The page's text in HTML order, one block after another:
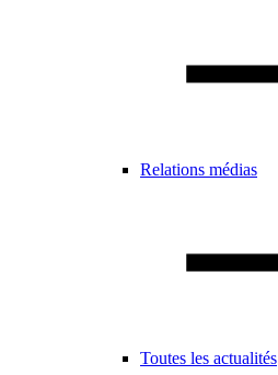
Relations médias
Toutes les actualités